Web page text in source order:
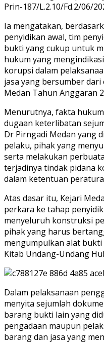
Prin-187/L.2.10/Fd.2/06/
Ia mengatakan,
penyidikan awal, tim
bukti yang cukup untuk
hukum yang
korupsi dalam
jasa yang bersumber dari
Medan Tahun Anggaran
Menurutnya, fakta
dugaan keterlibatan
Dr Pirngadi Medan yang
pelaku, pihak yang
serta melakukan
terjadinya tindak pidana
dalam ketentuan
Atas dasar itu, Kejari
perkara ke tahap
menyeluruh konstruksi
pihak yang harus
mengumpulkan alat
Kitab Undang-Undang
Dalam pelaksanaan
menyita sejumlah
barang bukti lain yang
pengadaan maupun
barang dan jasa yang